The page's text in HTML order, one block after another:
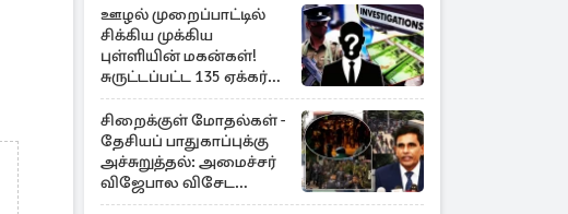
பலர் காயம்
ஊழல் முறைப்பாட்டில்
சிக்கிய முக்கிய
புள்ளியின் மகன்கள்!
சுருட்டப்பட்ட 135 ஏக்கர்
தேயிலைத் தோட்டம்
சிறைக்குள் மோதல்கள் -
தேசியப் பாதுகாப்புக்கு
அச்சுறுத்தல்: அமைச்சர்
விஜேபால விசேட
அறிவிப்பு